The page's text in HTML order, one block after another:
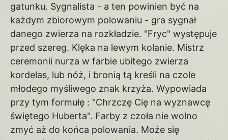
gatunku. Sygnalista - a ten powinien być na
każdym zbiorowym polowaniu - gra sygnał
danego zwierza na rozkładzie. "Fryc" występuje
przed szereg. Klęka na lewym kolanie. Mistrz
ceremonii nurza w farbie ubitego zwierza
kordelas, lub nóż, i bronią tą kreśli na czole
młodego myśliwego znak krzyża. Wypowiada
przy tym formułę : "Chrzczę Cię na wyznawcę
świętego Huberta". Farby z czoła nie wolno
zmyć aż do końca polowania. Może się